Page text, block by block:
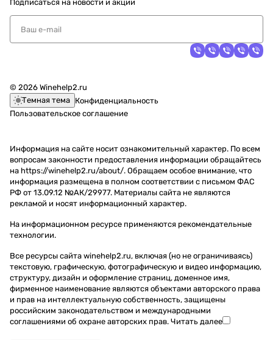
Подписаться на новости и акции
© 2026 Winehelp2.ru
Темная тема Конфиденциальность
Пользовательское соглашение
Информация на сайте носит ознакомительный характер. По всем
вопросам законности предоставления информации обращайтесь
на https://winehelp2.ru/about/. Обращаем особое внимание, что
информация размещена в полном соответствии с письмом ФАС
РФ от 13.09.12 №АК/29977. Материалы сайта не являются
рекламой и носят информационный характер.
На информационном ресурсе применяются рекомендательные
технологии.
Все ресурсы сайта winehelp2.ru, включая (но не ограничиваясь)
текстовую, графическую, фотографическую и видео информацию,
структуру, дизайн и оформление страниц, доменное имя,
фирменное наименование являются объектами авторского права
и прав на интеллектуальную собственность, защищены
российским законодательством и международными
соглашениями об охране авторских прав. Читать далее